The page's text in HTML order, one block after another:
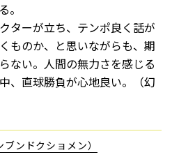
。
ターが立ち、テンポ良く話が
ものか、と思いながらも、期
ない。人間の無力さを感じる
、直球勝負が心地良い。（幻
ンドクショメン）